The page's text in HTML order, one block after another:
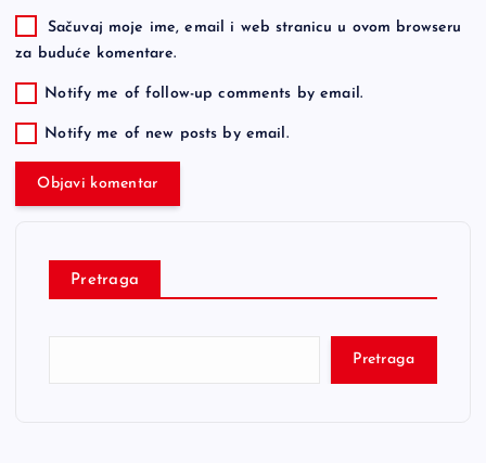
Sačuvaj moje ime, email i web stranicu u ovom browseru
za buduće komentare.
Notify me of follow-up comments by email.
Notify me of new posts by email.
Pretraga
Pretraga